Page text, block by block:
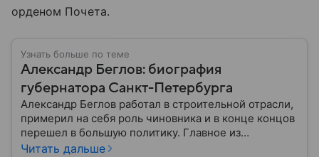
орденом Почета.
Узнать больше по теме
Александр Беглов: биография
губернатора Санкт-Петербурга
Александр Беглов работал в строительной отрасли,
примерил на себя роль чиновника и в конце концов
перешел в большую политику. Главное из
биографии губернатора Санкт-Петербурга — в
Читать дальше